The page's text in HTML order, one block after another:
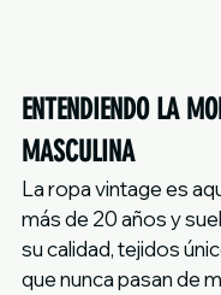
ENTENDIENDO LA
MASCULINA
La ropa vintage es
más de 20 años y
su calidad, tejidos
que nunca pasan de